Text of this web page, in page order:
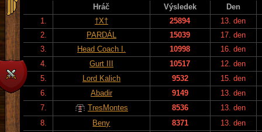
Hráč Výsledek
Den
1.
†X† 25894
13. den
2.
PARDÁL 15039
17. den
3.
Head Coach I. 10998
16. den
4.
Gurt III 10517
12. den
5.
Lord Kalich 9532
15. den
6.
Abadir 9149
13. den
7.
TresMontes 8536
13. den
8.
Beny 8371
13. den